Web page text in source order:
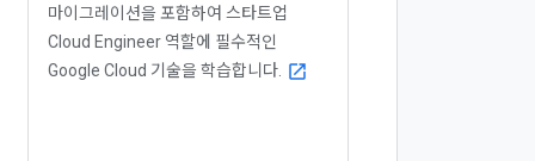
마이그레이션을 포함하여 스타트업
Cloud Engineer 역할에 필수적인
Google Cloud 기술을 학습합니다. open_in_new